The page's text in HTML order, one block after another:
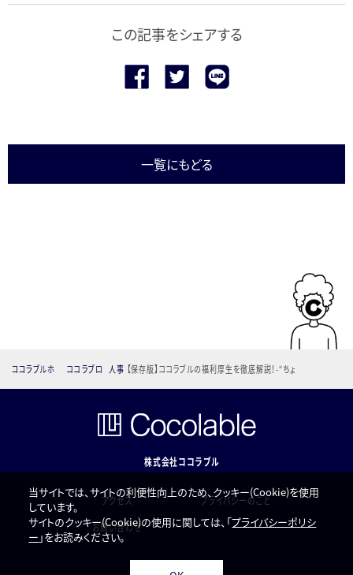
この記事をシェアする
一覧にもどる
ココラブルホ ココラブロ 人事 【保存版】ココラブルの福利厚生を徹底解説！-“ちょ
株式会社ココラブル
アクセス
プライバシーのこと
お問い合わせ
当サイトでは、サイトの利便性向上のため、クッキー(Cookie)を使用
しています。
サイトのクッキー(Cookie)の使用に関しては、「プライバシーポリシ
ー 」をお読みください。